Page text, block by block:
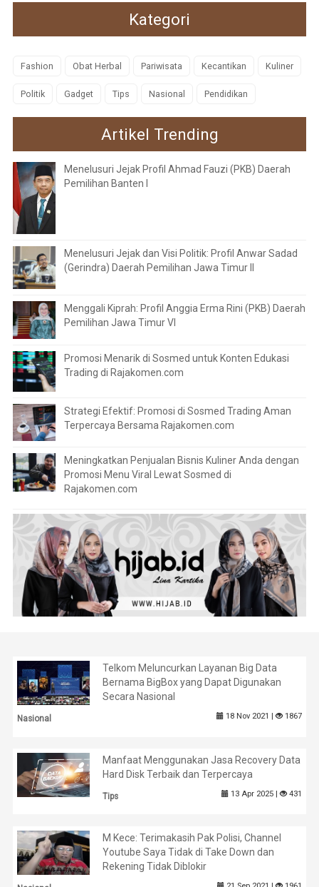
Kategori
Fashion Obat Herbal Pariwisata Kecantikan Kuliner
Politik Gadget Tips Nasional Pendidikan
Artikel Trending
Menelusuri Jejak Profil Ahmad Fauzi (PKB) Daerah
Pemilihan Banten I
Menelusuri Jejak dan Visi Politik: Profil Anwar Sadad
(Gerindra) Daerah Pemilihan Jawa Timur II
Menggali Kiprah: Profil Anggia Erma Rini (PKB) Daerah
Pemilihan Jawa Timur VI
Promosi Menarik di Sosmed untuk Konten Edukasi
Trading di Rajakomen.com
Strategi Efektif: Promosi di Sosmed Trading Aman
Terpercaya Bersama Rajakomen.com
Meningkatkan Penjualan Bisnis Kuliner Anda dengan
Promosi Menu Viral Lewat Sosmed di
Rajakomen.com
Telkom Meluncurkan Layanan Big Data
Bernama BigBox yang Dapat Digunakan
Secara Nasional
Nasional 18 Nov 2021 | 1867
Manfaat Menggunakan Jasa Recovery Data
Hard Disk Terbaik dan Terpercaya
Tips 13 Apr 2025 | 431
M Kece: Terimakasih Pak Polisi, Channel
Youtube Saya Tidak di Take Down dan
Rekening Tidak Diblokir